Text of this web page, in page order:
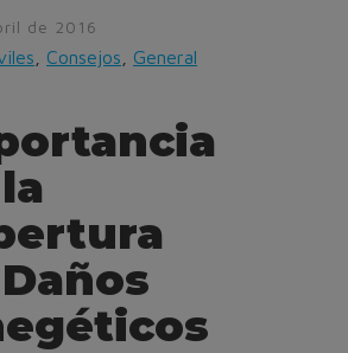
de 2016
Consejos General